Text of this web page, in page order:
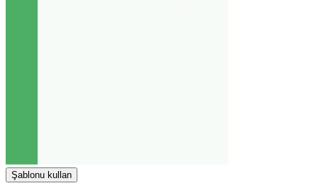
Şablonu kullan